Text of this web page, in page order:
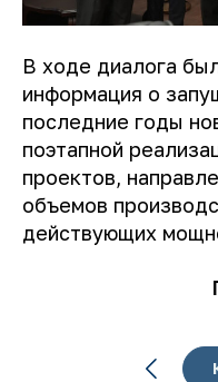
В ходе диалога
информация о
последние годы
поэтапной
проектов,
объемов
действующих